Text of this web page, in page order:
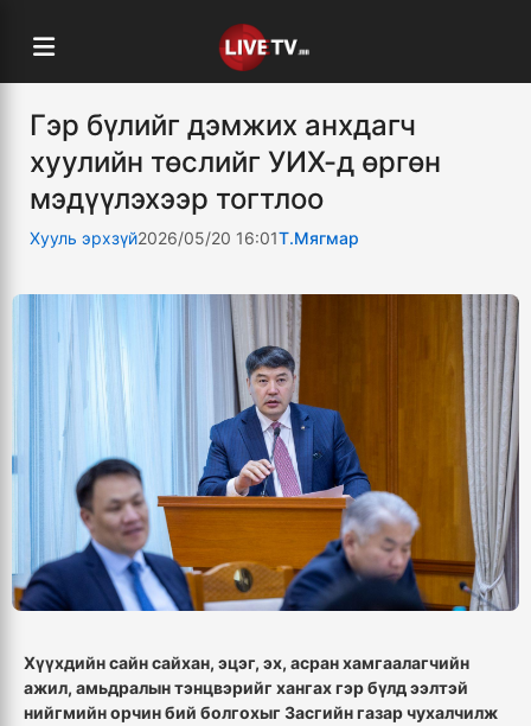
Гэр бүлийг дэмжих анхдагч
хуулийн төслийг УИХ-д өргөн
мэдүүлэхээр тогтлоо
Хууль эрхзүй2026/05/20 16:01Т.Мягмар
Хүүхдийн сайн сайхан, эцэг, эх, асран хамгаалагчийн
ажил, амьдралын тэнцвэрийг хангах гэр бүлд ээлтэй
нийгмийн орчин бий болгохыг Засгийн газар чухалчилж